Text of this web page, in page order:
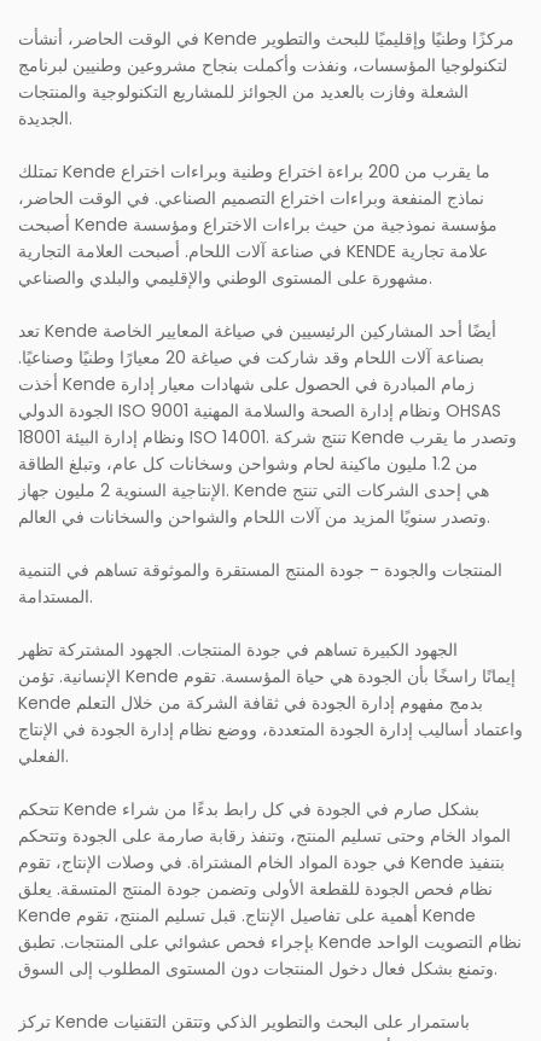
في الوقت الحاضر، أنشأت Kende مركزًا وطنيًا وإقليميًا للبحث والتطوير
لتكنولوجيا المؤسسات، ونفذت وأكملت بنجاح مشروعين وطنيين لبرنامج
الشعلة وفازت بالعديد من الجوائز للمشاريع التكنولوجية والمنتجات
الجديدة.
تمتلك Kende ما يقرب من 200 براءة اختراع وطنية وبراءات اختراع
نماذج المنفعة وبراءات اختراع التصميم الصناعي. في الوقت الحاضر،
أصبحت Kende مؤسسة نموذجية من حيث براءات الاختراع ومؤسسة
في صناعة آلات اللحام. أصبحت العلامة التجارية KENDE علامة تجارية
مشهورة على المستوى الوطني والإقليمي والبلدي والصناعي.
تعد Kende أيضًا أحد المشاركين الرئيسيين في صياغة المعايير الخاصة
بصناعة آلات اللحام وقد شاركت في صياغة 20 معيارًا وطنيًا وصناعيًا.
أخذت Kende زمام المبادرة في الحصول على شهادات معيار إدارة
الجودة الدولي ISO 9001 ونظام إدارة الصحة والسلامة المهنية OHSAS
18001 ونظام إدارة البيئة ISO 14001. تنتج شركة Kende وتصدر ما يقرب
من 1.2 مليون ماكينة لحام وشواحن وسخانات كل عام، وتبلغ الطاقة
الإنتاجية السنوية 2 مليون جهاز. Kende هي إحدى الشركات التي تنتج
وتصدر سنويًا المزيد من آلات اللحام والشواحن والسخانات في العالم.
المنتجات والجودة - جودة المنتج المستقرة والموثوقة تساهم في التنمية
المستدامة.
الجهود الكبيرة تساهم في جودة المنتجات. الجهود المشتركة تظهر
الإنسانية. تؤمن Kende إيمانًا راسخًا بأن الجودة هي حياة المؤسسة. تقوم
Kende بدمج مفهوم إدارة الجودة في ثقافة الشركة من خلال التعلم
واعتماد أساليب إدارة الجودة المتعددة، ووضع نظام إدارة الجودة في الإنتاج
الفعلي.
تتحكم Kende بشكل صارم في الجودة في كل رابط بدءًا من شراء
المواد الخام وحتى تسليم المنتج، وتنفذ رقابة صارمة على الجودة وتتحكم
في جودة المواد الخام المشتراة. في وصلات الإنتاج، تقوم Kende بتنفيذ
نظام فحص الجودة للقطعة الأولى وتضمن جودة المنتج المتسقة. يعلق
Kende أهمية على تفاصيل الإنتاج. قبل تسليم المنتج، تقوم Kende
بإجراء فحص عشوائي على المنتجات. تطبق Kende نظام التصويت الواحد
وتمنع بشكل فعال دخول المنتجات دون المستوى المطلوب إلى السوق.
تركز Kende باستمرار على البحث والتطوير الذكي وتتقن التقنيات